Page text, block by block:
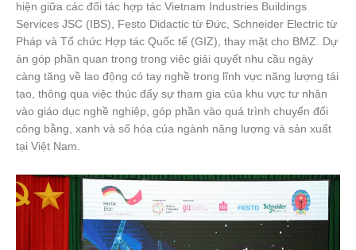
hiện giữa các đối tác hợp tác Vietnam Industries Buildings
Services JSC (IBS), Festo Didactic từ Đức, Schneider Electric từ
Pháp và Tổ chức Hợp tác Quốc tế (GIZ), thay mặt cho BMZ. Dự
án góp phần quan trọng trong việc giải quyết nhu cầu ngày
càng tăng về lao động có tay nghề trong lĩnh vực năng lượng tái
tạo, thông qua việc thúc đẩy sự tham gia của khu vực tư nhân
vào giáo dục nghề nghiệp, góp phần vào quá trình chuyển đổi
công bằng, xanh và số hóa của ngành năng lượng và sản xuất
tại Việt Nam.